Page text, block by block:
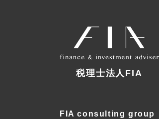
税理士法人FIA
FIA consulting group